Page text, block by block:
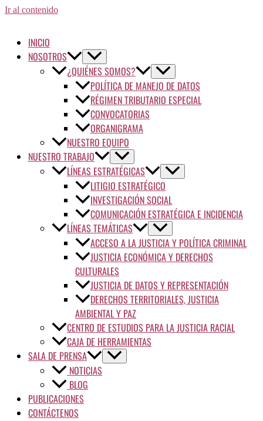
Ir al contenido
INICIO
NOSOTROS
¿QUIÉNES SOMOS?
POLÍTICA DE MANEJO DE DATOS
RÉGIMEN TRIBUTARIO ESPECIAL
CONVOCATORIAS
ORGANIGRAMA
NUESTRO EQUIPO
NUESTRO TRABAJO
LÍNEAS ESTRATÉGICAS
LITIGIO ESTRATÉGICO
INVESTIGACIÓN SOCIAL
COMUNICACIÓN ESTRATÉGICA E INCIDENCIA
LÍNEAS TEMÁTICAS
ACCESO A LA JUSTICIA Y POLÍTICA CRIMINAL
JUSTICIA ECONÓMICA Y DERECHOS
CULTURALES
JUSTICIA DE DATOS Y REPRESENTACIÓN
DERECHOS TERRITORIALES, JUSTICIA
AMBIENTAL Y PAZ
CENTRO DE ESTUDIOS PARA LA JUSTICIA RACIAL
CAJA DE HERRAMIENTAS
SALA DE PRENSA
NOTICIAS
BLOG
PUBLICACIONES
CONTÁCTENOS